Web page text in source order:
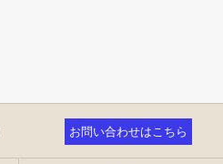
お問い合わせはこちら